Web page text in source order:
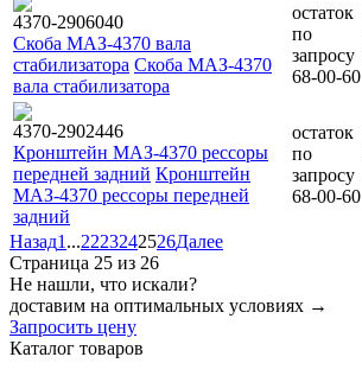
4370-2906040
Скоба МАЗ-4370 вала
стабилизатора Скоба МАЗ-4370
вала стабилизатора
остаток
по
запросу
68-00-60
4370-2902446
Кронштейн МАЗ-4370 рессоры
передней задний Кронштейн
МАЗ-4370 рессоры передней
задний
остаток
по
запросу
68-00-60
Назад1 ...2223242526Далее
Страница 25 из 26
Не нашли, что искали?
доставим на оптимальных условиях →
Запросить цену
Каталог товаров